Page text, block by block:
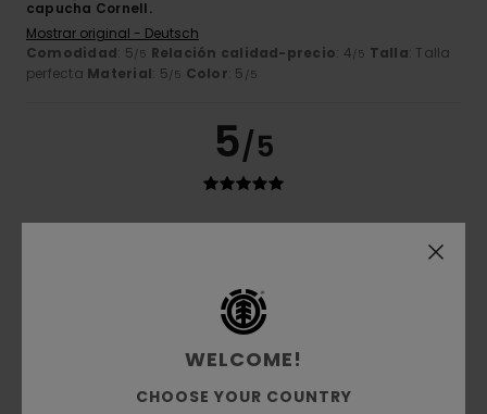
capucha Cornell.
Mostrar original - Deutsch
Comodidad: 5/5 Relación calidad-precio: 4/5 Talla: Talla
perfecta Material: 5/5 Color: 5 /5
5/5
Compra verificada
Relación calidad-precio
Color: 5/5
Recomiendo este productoWELCOME!
CHOOSE YOUR COUNTRY